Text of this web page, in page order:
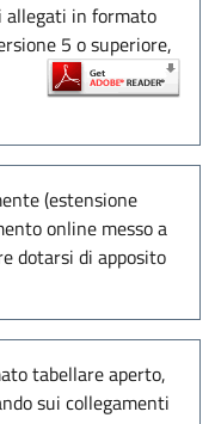
allegati in formato
5 o superiore,
(estensione
online messo a
dotarsi di apposito
tabellare aperto,
sui collegamenti